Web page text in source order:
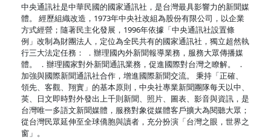
中央通訊社是中華民國的國家通訊社，是台灣最具影響力的新聞媒
體。 經歷組織改造，1973年中央社改組為股份有限公司，以企業
方式經營；隨著民主化發展，1996年依據「中央通訊社設置條
例」改制為財團法人，定位為全民共有的國家通訊社，獨立超然執
行三大法定任務： ．辦理國內外新聞報導業務，服務大眾傳播媒
體。 ．辦理國家對外新聞通訊業務，促進國際對台灣之瞭解。 ．
加強與國際新聞通訊社合作，增進國際新聞交流。 秉持「正確、
領先、客觀、翔實」的基本原則，中央社專業新聞團隊每天以中、
英、日文即時對外發出上千則新聞、照片、圖表、影音與資訊，是
台灣唯一多語文新聞媒體，服務對象從媒體客戶擴大為閱聽大眾；
從台灣民眾延伸至全球僑胞與讀者，充分扮演「台灣之眼，世界之
窗」。